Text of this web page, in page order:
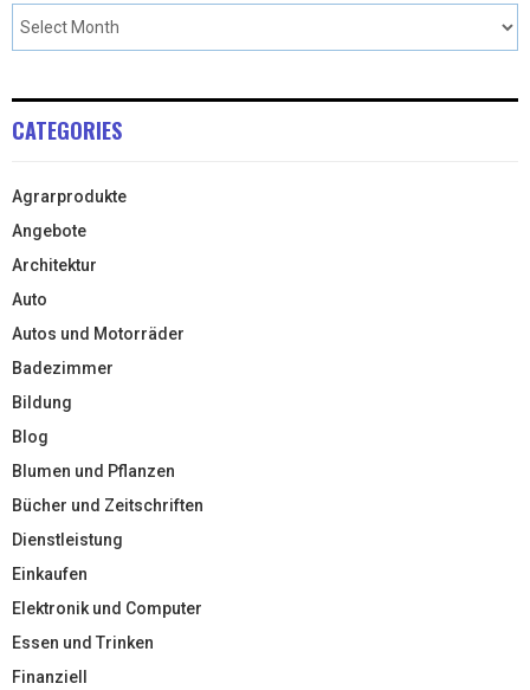
CATEGORIES
Agrarprodukte
Angebote
Architektur
Auto
Autos und Motorräder
Badezimmer
Bildung
Blog
Blumen und Pflanzen
Bücher und Zeitschriften
Dienstleistung
Einkaufen
Elektronik und Computer
Essen und Trinken
Finanziell